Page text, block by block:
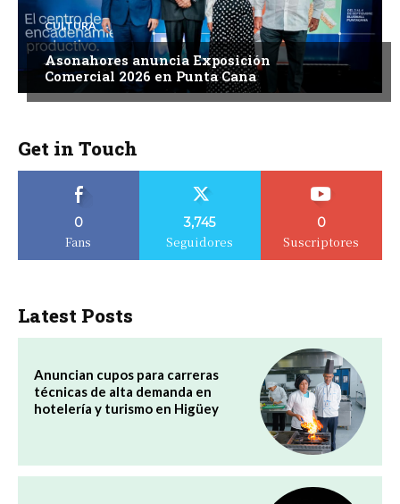
CULTURA
Asonahores anuncia Exposición
Comercial 2026 en Punta Cana
Get in Touch
0
Fans
3,745
Seguidores
0
Suscriptores
Latest Posts
Anuncian cupos para carreras
técnicas de alta demanda en
hotelería y turismo en Higüey